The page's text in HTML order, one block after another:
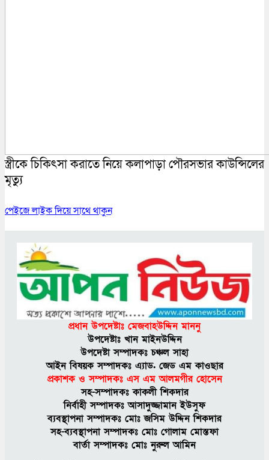
স্ত্রীকে চিকিৎসা করাতে নিয়ে কলাপাড়া পৌরসভার কাউন্সিলের
মৃত্যু
পেইজে লাইক দিয়ে সাথে থাকুন
প্রধান উপদেষ্টাঃ মেজবাহউদ্দিন মাননু
উপদেষ্টাঃ খান মাইনউদ্দিন
উপদেষ্টা সম্পাদকঃ চঞ্চল সাহা
আইন বিষয়ক সম্পাদকঃ এ্যাড. জেড এম কাওছার
প্রকাশক ও সম্পাদকঃ এস এম আলমগীর হােসেন
সহ-সম্পাদকঃ কাকলী শিকদার
নির্বাহী সম্পাদকঃ আসাদুজ্জামান ইউসুফ
ব্যবস্থাপনা সম্পাদকঃ মােঃ জসিম উদ্দিন শিকদার
সহ-ব্যবস্থাপনা সম্পাদকঃ মোঃ গোলাম মোস্তফা
বার্তা সম্পাদকঃ মােঃ নুরুল আমিন